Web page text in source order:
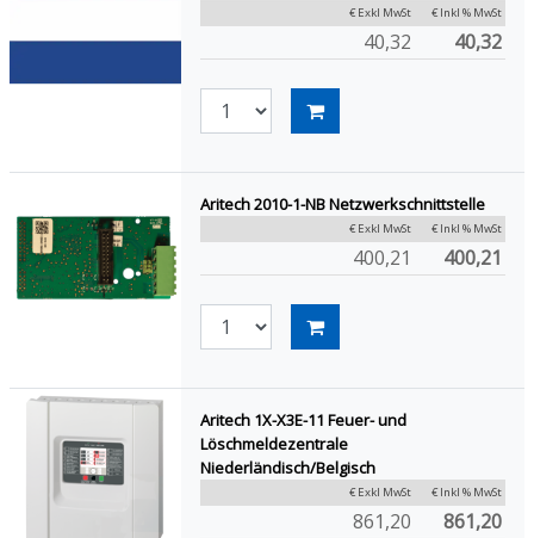
€ Exkl MwSt € Inkl % MwSt
40,32 40,32
Aritech 2010-1-NB Netzwerkschnittstelle
€ Exkl MwSt € Inkl % MwSt
400,21 400,21
Aritech 1X-X3E-11 Feuer- und
Löschmeldezentrale
Niederländisch/Belgisch
€ Exkl MwSt € Inkl % MwSt
861,20 861,20